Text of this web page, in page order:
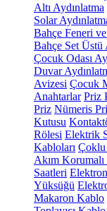
Altı Aydınlatma
Solar
Bahçe Feneri
Bahçe Set Üstü
Çocuk Odası
Duvar
Avizesi Çocuk
Anahtarlar Priz
Priz Nümeris
Kutusu
Rölesi Elektrik
Kabloları
Akım
Saatleri
Yüksüğü
Makaron Kablo